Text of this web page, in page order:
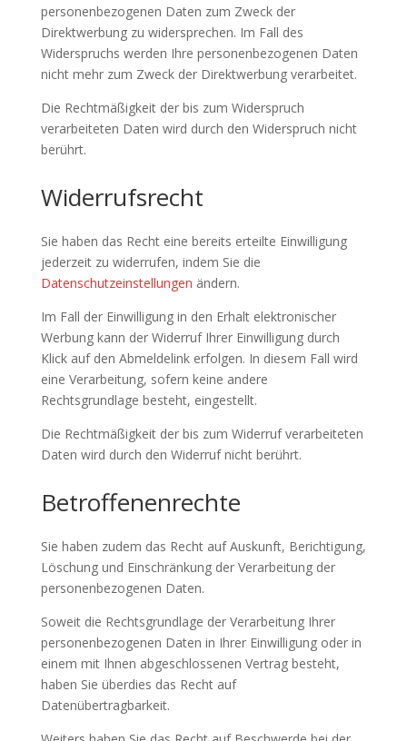
personenbezogenen Daten zum Zweck der
Direktwerbung zu widersprechen. Im Fall des
Widerspruchs werden Ihre personenbezogenen Daten
nicht mehr zum Zweck der Direktwerbung verarbeitet.
Die Rechtmäßigkeit der bis zum Widerspruch
verarbeiteten Daten wird durch den Widerspruch nicht
berührt.
Widerrufsrecht
Sie haben das Recht eine bereits erteilte Einwilligung
jederzeit zu widerrufen, indem Sie die
Datenschutzeinstellungen ändern.
Im Fall der Einwilligung in den Erhalt elektronischer
Werbung kann der Widerruf Ihrer Einwilligung durch
Klick auf den Abmeldelink erfolgen. In diesem Fall wird
eine Verarbeitung, sofern keine andere
Rechtsgrundlage besteht, eingestellt.
Die Rechtmäßigkeit der bis zum Widerruf verarbeiteten
Daten wird durch den Widerruf nicht berührt.
Betroffenenrechte
Sie haben zudem das Recht auf Auskunft, Berichtigung,
Löschung und Einschränkung der Verarbeitung der
personenbezogenen Daten.
Soweit die Rechtsgrundlage der Verarbeitung Ihrer
personenbezogenen Daten in Ihrer Einwilligung oder in
einem mit Ihnen abgeschlossenen Vertrag besteht,
haben Sie überdies das Recht auf
Datenübertragbarkeit.